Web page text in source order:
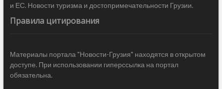
и ЕС. Новости туризма и достопримечательности Грузии.
Правила цитирования
Материалы портала "Новости-Грузия" находятся в открытом
доступе. При использовании гиперссылка на портал
обязательна.